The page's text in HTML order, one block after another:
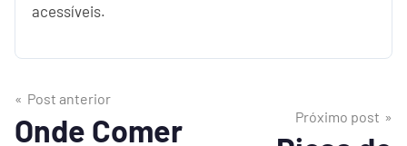
acessíveis.
Post anterior
Onde Comer
Próximo post